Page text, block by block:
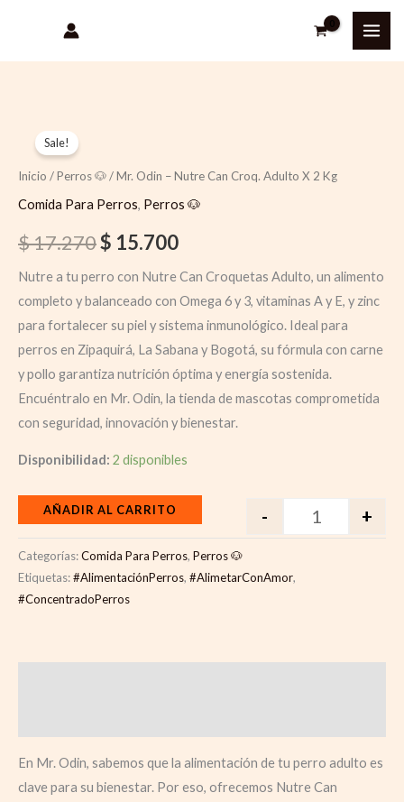
contenido
Sale!
Inicio /Perros 🐶/ Mr. Odin – Nutre Can Croq. Adulto X 2 Kg
Comida Para Perros, Perros 🐶
$17.270
price
was:
$ 17.270.
$ 15.700
price
is:
$ 15.700.
Nutre a tu perro con Nutre Can Croquetas Adulto, un alimento
completo y balanceado con Omega 6 y 3, vitaminas A y E, y zinc
para fortalecer su piel y sistema inmunológico. Ideal para
perros en Zipaquirá, La Sabana y Bogotá, su fórmula con carne
y pollo garantiza nutrición óptima y energía sostenida.
Encuéntralo en Mr. Odin, la tienda de mascotas comprometida
con seguridad, innovación y bienestar.
Disponibilidad: 2 disponibles
- +
AÑADIR AL CARRITO
Categorías:Comida Para Perros, Perros 🐶
Etiquetas:#AlimentaciónPerros, #AlimetarConAmor,
#ConcentradoPerros
En Mr. Odin, sabemos que la alimentación de tu perro adulto es
clave para su bienestar. Por eso, ofrecemos Nutre Can